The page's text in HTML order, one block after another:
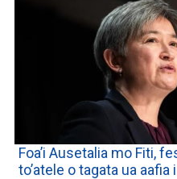
Foa’i Ausetalia mo Fiti,
to’atele o tagata ua aafia